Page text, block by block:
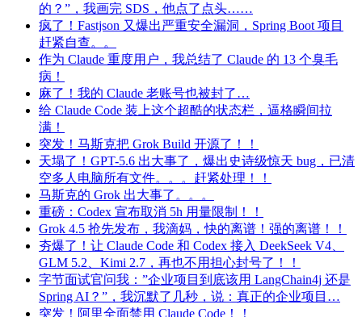
的？”，我画完 SDS，他点了点头……
疯了！Fastjson 又爆出严重安全漏洞，Spring Boot 项目
赶紧自查。。
作为 Claude 重度用户，我总结了 Claude 的 13 个臭毛
病！
麻了！我的 Claude 老账号也被封了…
给 Claude Code 装上这个超酷的状态栏，逼格瞬间拉
满！
突发！马斯克把 Grok Build 开源了！！
天塌了！GPT-5.6 出大事了，爆出史诗级惊天 bug，已清
空多人电脑所有文件。。。赶紧处理！！
马斯克的 Grok 出大事了。。。
重磅：Codex 宣布取消 5h 用量限制！！
Grok 4.5 抢先发布，我滴妈，快的离谱！强的离谱！！
夯爆了！让 Claude Code 和 Codex 接入 DeekSeek V4、
GLM 5.2、Kimi 2.7，再也不用担心封号了！！
字节面试官问我：”企业项目到底该用 LangChain4j 还是
Spring AI？”，我沉默了几秒，说：真正的企业项目…
突发！阿里全面禁用 Claude Code！！